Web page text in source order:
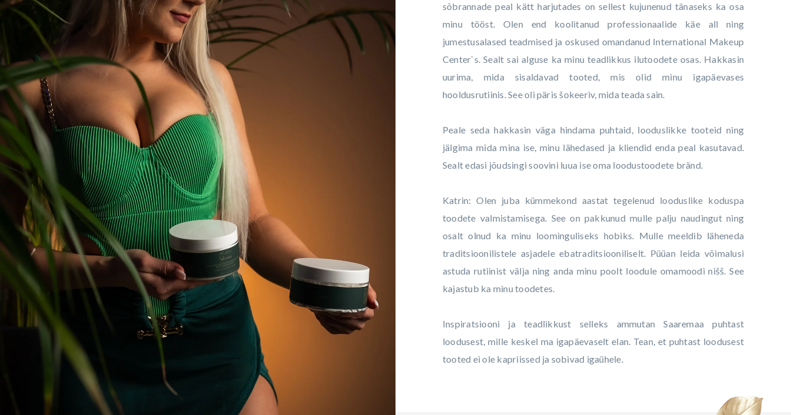
sõbrannade peal kätt harjutades on sellest kujunenud tänaseks ka osa
minu tööst. Olen end koolitanud professionaalide käe all ning
jumestusalased teadmised ja oskused omandanud International Makeup
Center`s. Sealt sai alguse ka minu teadlikkus ilutoodete osas. Hakkasin
uurima, mida sisaldavad tooted, mis olid minu igapäevases
hooldusrutiinis. See oli päris šokeeriv, mida teada sain.
Peale seda hakkasin väga hindama puhtaid, looduslikke tooteid ning
jälgima mida mina ise, minu lähedased ja kliendid enda peal kasutavad.
Sealt edasi jõudsingi soovini luua ise oma loodustoodete bränd.
Katrin: Olen juba kümmekond aastat tegelenud looduslike koduspa
toodete valmistamisega. See on pakkunud mulle palju naudingut ning
osalt olnud ka minu loominguliseks hobiks. Mulle meeldib läheneda
traditsioonilistele asjadele ebatraditsiooniliselt. Püüan leida võimalusi
astuda rutiinist välja ning anda minu poolt loodule omamoodi nišš. See
kajastub ka minu toodetes.
Inspiratsiooni ja teadlikkust selleks ammutan Saaremaa puhtast
loodusest, mille keskel ma igapäevaselt elan. Tean, et puhtast loodusest
tooted ei ole kapriissed ja sobivad igaühele.